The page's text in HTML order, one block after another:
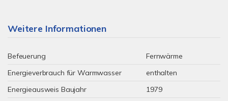
Weitere Informationen
Befeuerung
Fernwärme
Energieverbrauch für Warmwasser
enthalten
Energieausweis Baujahr
1979